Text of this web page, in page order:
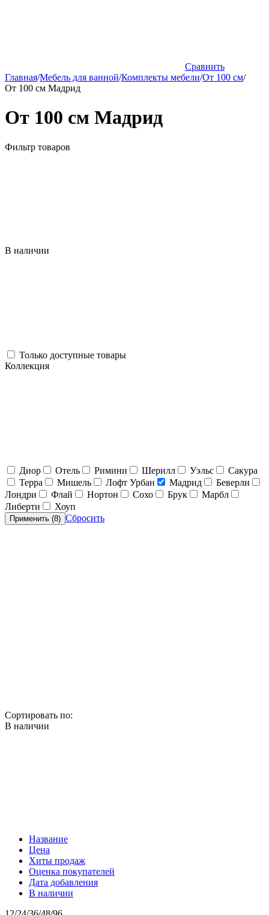
Сравнить
Главная/Мебель для ванной/Комплекты мебели/От 100 см/
От 100 см Мадрид
От 100 см Мадрид
Фильтр товаров
В наличии
Только доступные товары
Коллекция
Диор Отель Римини Шерилл Уэльс
Сакура
Терра
Мишель Лофт Урбан Мадрид
Беверли
Лондри
Флай Нортон Сохо Брук
Марбл
Либерти
Хоуп
Применить (8) Сбросить
Сортировать по:
В наличии
Название
Цена
Хиты продаж
Оценка покупателей
Дата добавления
В наличии